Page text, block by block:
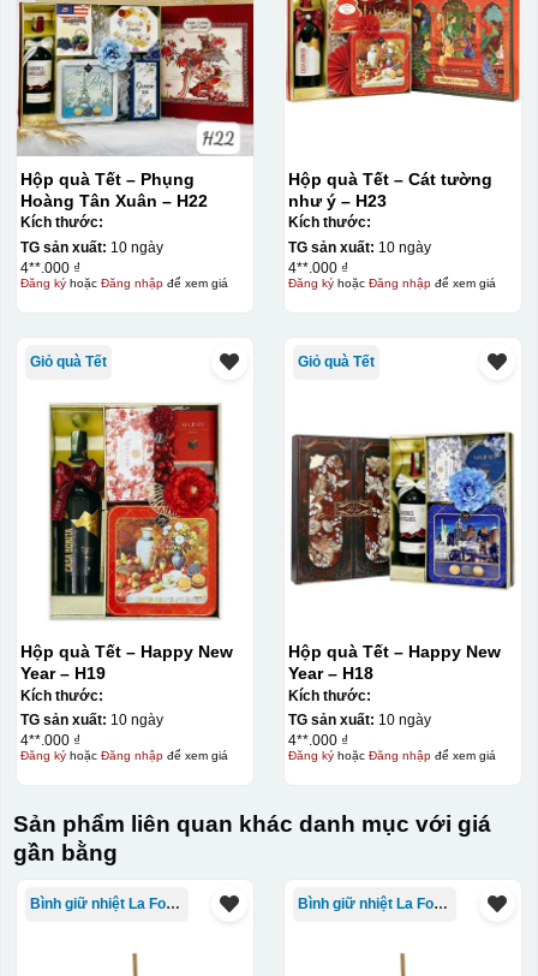
Hộp quà Tết – Phụng
Hoàng Tân Xuân – H22
Kích thước:
TG sản xuất: 10 ngày
4**.000 ₫
Đăng kýhoặc Đăng nhậpđể xem giá
Hộp quà Tết – Cát tường
như ý – H23
Kích thước:
TG sản xuất: 10 ngày
4**.000 ₫
Đăng kýhoặc Đăng nhậpđể xem giá
Giỏ quà Tết
Hộp quà Tết – Happy New
Year – H19
Kích thước:
TG sản xuất: 10 ngày
4**.000 ₫
Đăng kýhoặc Đăng nhậpđể xem giá
Giỏ quà Tết
Hộp quà Tết – Happy New
Year – H18
Kích thước:
TG sản xuất: 10 ngày
4**.000 ₫
Đăng kýhoặc Đăng nhậpđể xem giá
Sản phẩm liên quan khác danh mục với giá
gần bằng
Bình giữ nhiệt La Fonte Bình giữ nhiệt La Fonte